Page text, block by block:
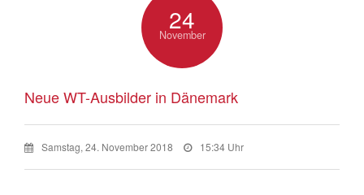
24
November
Neue WT-Ausbilder in Dänemark
Samstag, 24. November 2018 15:34 Uhr